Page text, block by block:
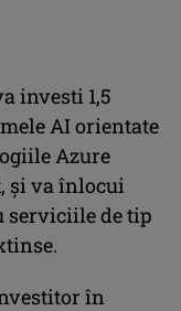
investi 1,5
AI orientate
Azure
şi va înlocui
serviciile de tip
în